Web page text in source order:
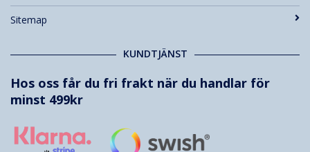
Sitemap
KUNDTJÄNST
Hos oss får du fri frakt när du handlar för
minst 499kr